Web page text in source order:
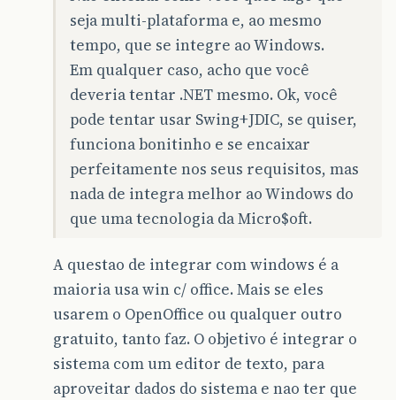
seja multi-plataforma e, ao mesmo
tempo, que se integre ao Windows.
Em qualquer caso, acho que você
deveria tentar .NET mesmo. Ok, você
pode tentar usar Swing+JDIC, se quiser,
funciona bonitinho e se encaixar
perfeitamente nos seus requisitos, mas
nada de integra melhor ao Windows do
que uma tecnologia da Micro$oft.
A questao de integrar com windows é a
maioria usa win c/ office. Mais se eles
usarem o OpenOffice ou qualquer outro
gratuito, tanto faz. O objetivo é integrar o
sistema com um editor de texto, para
aproveitar dados do sistema e nao ter que